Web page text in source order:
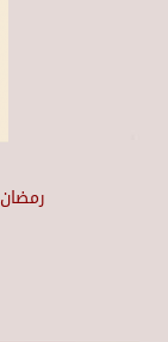
رمضان